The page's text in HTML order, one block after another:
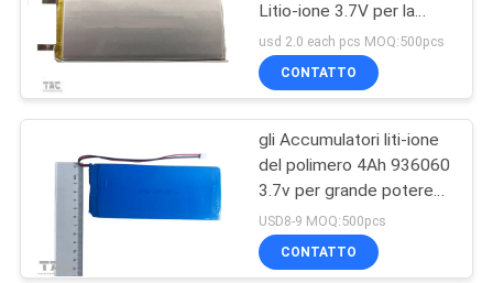
Litio-ione 3.7V per la
Banca di potere
usd 2.0 each pcs MOQ:500pcs
CONTATTO
gli Accumulatori liti-ione
del polimero 4Ah 936060
3.7v per grande potere
della capacità contano
USD8-9 MOQ:500pcs
CONTATTO